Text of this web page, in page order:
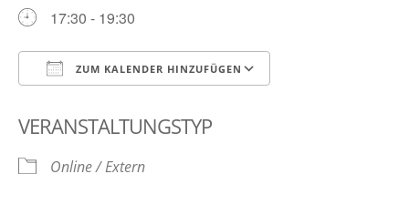
17:30 - 19:30
ZUM KALENDER HINZUFÜGEN
VERANSTALTUNGSTYP
Online / Extern